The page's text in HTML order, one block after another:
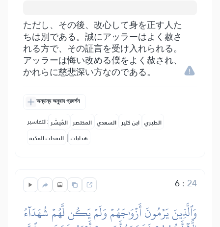
ただし、その後、改心して身を正す人た
ちは別である。誠にアッラーはよく赦さ
れる方で、その証言を受け入れられる。
アッラーは悔い改める僕をよく赦され、
かれらに慈悲深い方なのである。
অন্যান্য অনুবাদ প্রদর্শন
التفاسير: المُيسَّر المختصر السعدي ابن كثير الطبري
النفحات المكية | هدايات
6: 24
وَٱلَّذِينَ يَرۡمُونَ أَزۡوَٰجَهُمۡ وَلَمۡ يَكُن لَّهُمۡ شُهَدَآءُ